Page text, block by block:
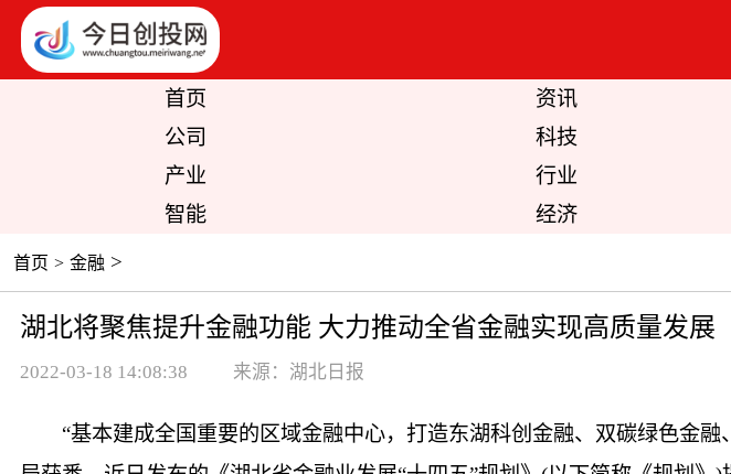
首页 资讯
公司
科技
产业
行业
智能
经济
首页 > 金融 >
湖北将聚焦提升金融功能 大力推动全省金融实现高质量发展
2022-03-18 14:08:38 来源：湖北日报
“基本建成全国重要的区域金融中心，打造东湖科创金融、双碳绿色金